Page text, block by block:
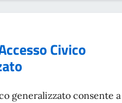
Civico
generalizzato consente a